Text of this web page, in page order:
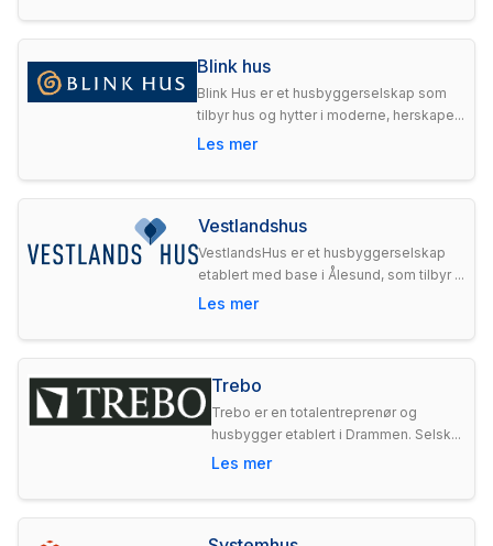
Blink hus
Blink Hus er et husbyggerselskap som
tilbyr hus og hytter i moderne, herskape...
Les mer
Vestlandshus
VestlandsHus er et husbyggerselskap
etablert med base i Ålesund, som tilbyr ...
Les mer
Trebo
Trebo er en totalentreprenør og
husbygger etablert i Drammen. Selsk...
Les mer